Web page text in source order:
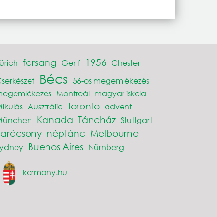
farsang Genf 1956 Chester
Bécs 56-os megemlékezés
Montreál magyar iskola
Ausztrália toronto advent
Kanada Táncház Stuttgart
néptánc Melbourne
Buenos Aires Nürnberg
kormany.hu